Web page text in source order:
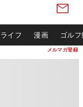
メルマガ登録
ライフ 漫画 ゴル